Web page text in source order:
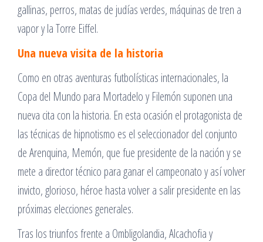
gallinas, perros, matas de judías verdes, máquinas de tren a
vapor y la Torre Eiffel.
Una nueva visita de la historia
Como en otras aventuras futbolísticas internacionales, la
Copa del Mundo para Mortadelo y Filemón suponen una
nueva cita con la historia. En esta ocasión el protagonista de
las técnicas de hipnotismo es el seleccionador del conjunto
de Arenquina, Memón, que fue presidente de la nación y se
mete a director técnico para ganar el campeonato y así volver
invicto, glorioso, héroe hasta volver a salir presidente en las
próximas elecciones generales.
Tras los triunfos frente a Ombligolandia, Alcachofia y